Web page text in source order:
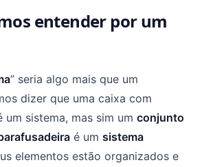
entender por um
” seria algo mais que um
dizer que uma caixa com
um sistema, mas sim um conjunto
é um sistema
elementos estão organizados e